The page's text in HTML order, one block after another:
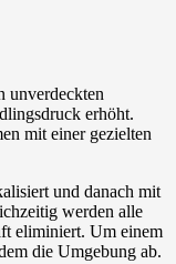
unverdeckten
erhöht.
mit einer gezielten
und danach mit
werden alle
eliminiert. Um einem
die Umgebung ab.